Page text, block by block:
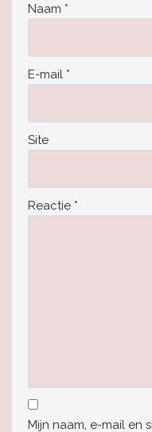
Naam *
E-mail *
Site
Reactie *
Mijn naam, e-mail en